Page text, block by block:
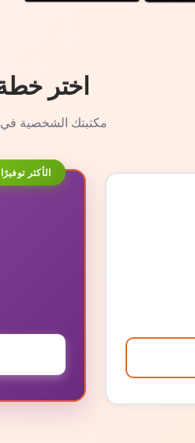
اختر
مكتبتك الشخصية في
الأكثر توفيرًا